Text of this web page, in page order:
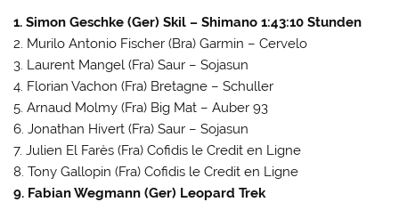
1. Simon Geschke (Ger) Skil – Shimano 1:43:10 Stunden
2. Murilo Antonio Fischer (Bra) Garmin – Cervelo
3. Laurent Mangel (Fra) Saur – Sojasun
4. Florian Vachon (Fra) Bretagne – Schuller
5. Arnaud Molmy (Fra) Big Mat – Auber 93
6. Jonathan Hivert (Fra) Saur – Sojasun
7. Julien El Farès (Fra) Cofidis le Credit en Ligne
8. Tony Gallopin (Fra) Cofidis le Credit en Ligne
9. Fabian Wegmann (Ger) Leopard Trek